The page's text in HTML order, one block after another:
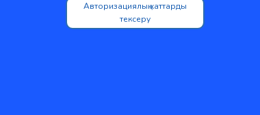
Авторизациялық хаттарды
тексеру